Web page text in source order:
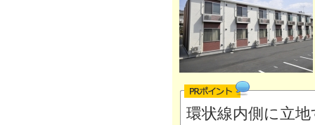
環状線内側に立